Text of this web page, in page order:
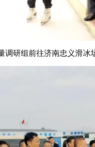
调研组前往济南忠义滑冰